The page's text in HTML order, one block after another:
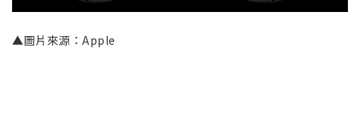
▲圖片來源：Apple